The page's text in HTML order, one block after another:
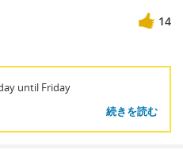
14
until Friday
続きを読む